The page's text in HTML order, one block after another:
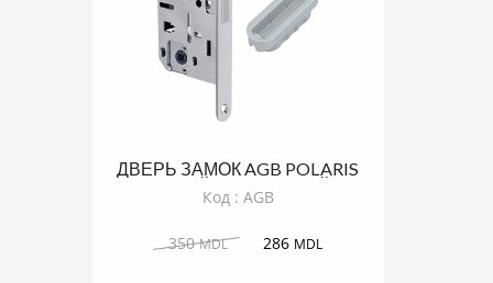
ДВЕРЬ ЗАМОК AGB POLARIS
СЕРЫЙ КРАШЕННЫЙ
Код : AGB
350MDL 286 MDL